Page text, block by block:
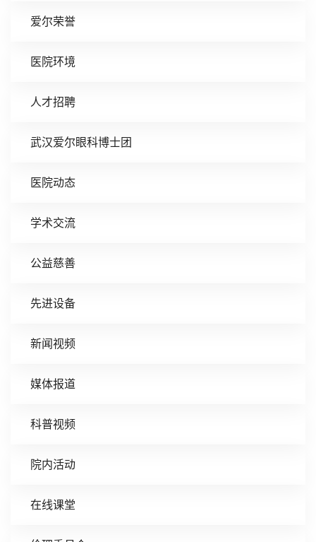
爱尔荣誉
医院环境
人才招聘
武汉爱尔眼科博士团
医院动态
学术交流
公益慈善
先进设备
新闻视频
媒体报道
科普视频
院内活动
在线课堂